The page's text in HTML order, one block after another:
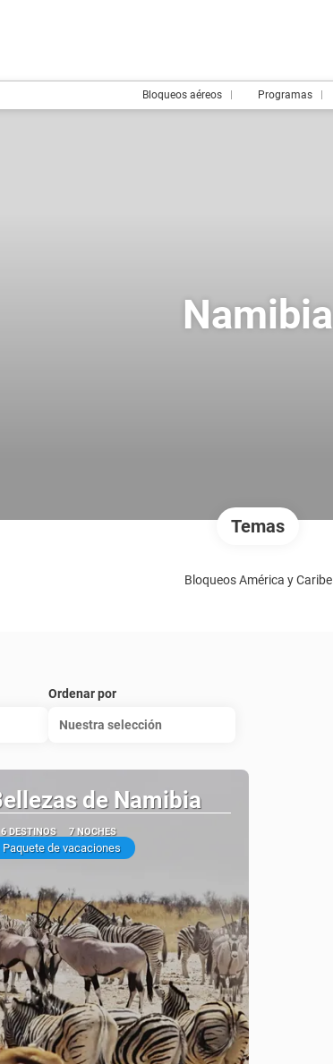
Bloqueos aéreos Programas
Namibia
Temas
Bloqueos América y Caribe
Ordenar por
Nuestra selección
de Namibia
6 DESTINOS 7 NOCHES
Paquete de vacaciones